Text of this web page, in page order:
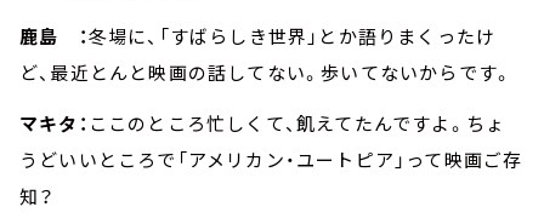
鹿島 ：冬場に、「すばらしき世界」とか語りまくったけ
ど、最近とんと映画の話してない。歩いてないからです。
マキタ： ここのところ忙しくて、飢えてたんですよ。ちょ
うどいいところで「アメリカン・ユートピア」って映画ご存
知？